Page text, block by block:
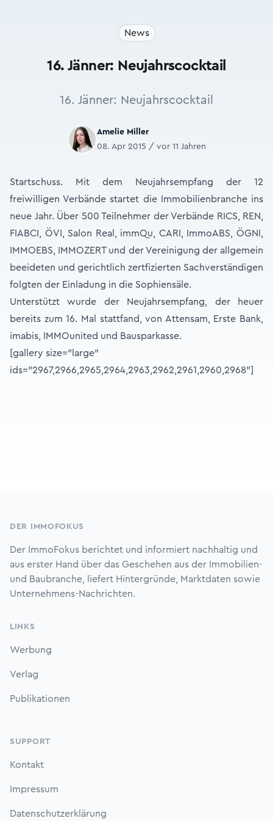
News
16. Jänner: Neujahrscocktail
16. Jänner: Neujahrscocktail
Amelie Miller
08. Apr 2015 / vor 11 Jahren
Startschuss. Mit dem Neujahrsempfang der 12
freiwilligen Verbände startet die Immobilienbranche ins
neue Jahr. Über 500 Teilnehmer der Verbände RICS, REN,
FIABCI, ÖVI, Salon Real, immQu, CARI, ImmoABS, ÖGNI,
IMMOEBS, IMMOZERT und der Vereinigung der allgemein
beeideten und gerichtlich zertfizierten Sachverständigen
folgten der Einladung in die Sophiensäle.
Unterstützt wurde der Neujahrsempfang, der heuer
bereits zum 16. Mal stattfand, von Attensam, Erste Bank,
imabis, IMMOunited und Bausparkasse.
[gallery size="large"
ids="2967,2966,2965,2964,2963,2962,2961,2960,2968"]
DER IMMOFOKUS
Der ImmoFokus berichtet und informiert nachhaltig und
aus erster Hand über das Geschehen aus der Immobilien-
und Baubranche, liefert Hintergründe, Marktdaten sowie
Unternehmens-Nachrichten.
LINKS
Werbung
Verlag
Publikationen
SUPPORT
Kontakt
Impressum
Datenschutzerklärung